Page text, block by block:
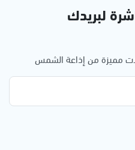
لبريدك
مميزة من إذاعة الشمس